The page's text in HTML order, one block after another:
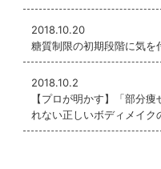
タイルを長くキープ
は無料カウンセリン
自信に満ちあふれた
き締まった美しい
2018.10.20
糖質制限の初期段階に気を
2018.10.2
【プロが明かす】「部分
れない正しいボディメイク